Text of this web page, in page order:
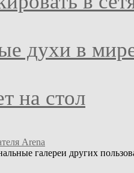
духи в
на стол
Arena
галереи других